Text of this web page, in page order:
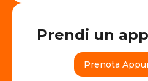
Prendi un
Prenota